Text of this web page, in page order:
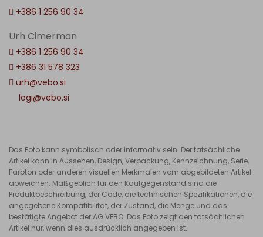
+386 1 256 90 34
Urh Cimerman
+386 1 256 90 34
+386 31 578 323
urh@vebo.si
logi@vebo.si
Das Foto kann symbolisch oder informativ sein. Der tatsächliche
Artikel kann in Aussehen, Design, Verpackung, Kennzeichnung, Serie,
Farbton oder anderen visuellen Merkmalen vom abgebildeten Artikel
abweichen. Maßgeblich für den Kaufgegenstand sind die
Produktbeschreibung, der Code, die technischen Spezifikationen, die
angegebene Kompatibilität, der Zustand, die Menge und das
bestätigte Angebot der AG VEBO. Das Foto zeigt den tatsächlichen
Artikel nur, wenn dies ausdrücklich angegeben ist.